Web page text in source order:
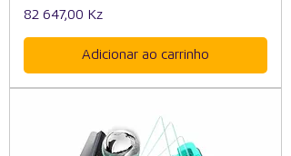
Preço
82 647,00 Kz
Adicionar ao carrinho